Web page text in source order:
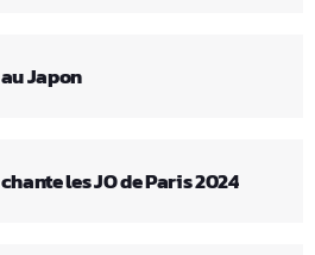
Japon
les JO de Paris 2024